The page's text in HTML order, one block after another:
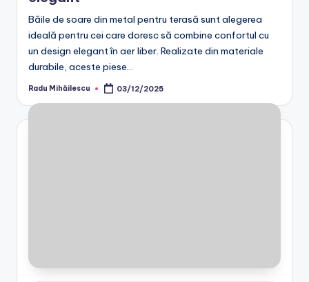
Băile de soare din metal pentru terasă sunt alegerea
ideală pentru cei care doresc să combine confortul cu
un design elegant în aer liber. Realizate din materiale
durabile, aceste piese…
Posted
Radu Mihăilescu 03/12/2025